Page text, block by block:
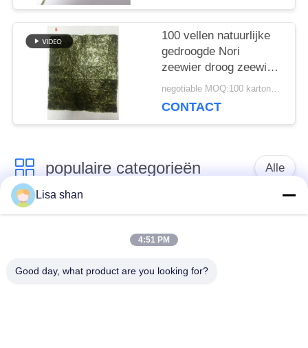
100 vellen natuurlijke
gedroogde Nori
zeewier droog zeewier
sushi Nori
negotiable MOQ:100 kartonnen
CONTACT
populaire categorieën Alle
Japanse
broodcrumbs
Gehele het
Lisa shan
4:51 PM
Good day, what product are you looking for?